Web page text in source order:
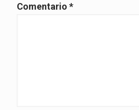
Comentario *